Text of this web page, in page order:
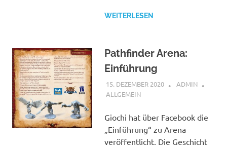
WEITERLESEN
Pathfinder Arena:
Einführung
15. DEZEMBER 2020
ADMIN
ALLGEMEIN
Giochi hat über Facebook die
„Einführung“ zu Arena
veröffentlicht. Die Geschicht